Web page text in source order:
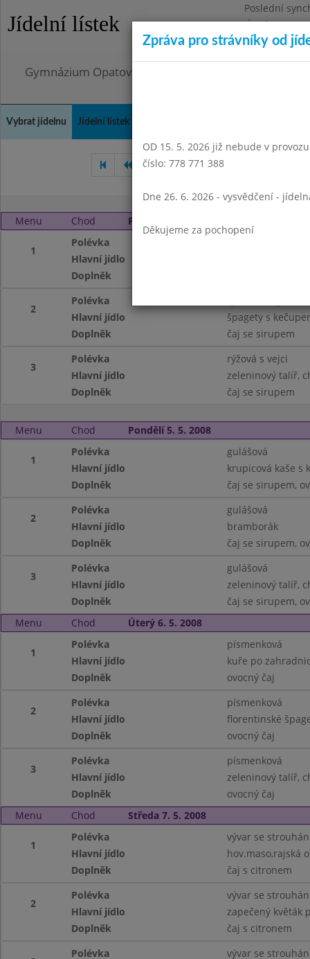
Jídelní lístek
Poslední
Úterý
Omezení
Gymnázium Opatov, Praha 4, Konstantinova 1500
Vybrat jídelnu Jídelní lístek
Březen 2008
Menu Chod Pátek 2. 5. 2008
1
Polévka
Hlavní jídlo
Doplněk
2
Polévka
Hlavní jídlo
špagety s
Doplněk
čaj se sirupem
3
Polévka
rýžová s vejci
Hlavní jídlo
zeleninový talíř,
Doplněk
čaj se sirupem
Menu Chod Pondělí 5. 5. 2008
1
Polévka
gulášová
Hlavní jídlo
krupicová kaše s
Doplněk
čaj se sirupem,
2
Polévka
gulášová
Hlavní jídlo
bramborák
Doplněk
čaj se sirupem,
3
Polévka
gulášová
Hlavní jídlo
zeleninový talíř,
Doplněk
čaj se sirupem,
Menu
Chod Úterý 6. 5. 2008
1
Polévka
písmenková
Hlavní jídlo
kuře po
Doplněk
ovocný čaj
2
Polévka
písmenková
Hlavní jídlo
florentinské
Doplněk
ovocný čaj
3
Polévka
písmenková
Hlavní jídlo
zeleninový talíř,
Doplněk
ovocný čaj
Menu
Chod Středa 7. 5. 2008
1
Polévka
vývar se
Hlavní jídlo
hov.maso,rajská
Doplněk
čaj s citronem
2
Polévka
vývar se
Hlavní jídlo
zapečený květák
Doplněk
čaj s citronem
Polévka
vývar se
Zpráva pro strávníky od
OD 15. 5. 2026 již nebude v
číslo: 778 771 388
Dne 26. 6. 2026 - vysvědčení -
Děkujeme za pochopení